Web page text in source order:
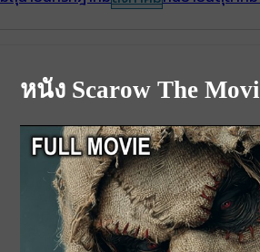
หนัง Scarow The